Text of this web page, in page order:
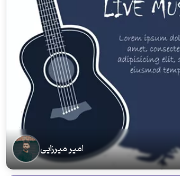
امیر میرزایی